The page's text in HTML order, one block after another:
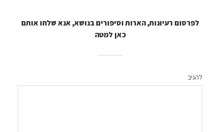
לפרסום רעיונות, הארות וסיפורים בנושא, אנא שלחו אותם
כאן למטה
להגיב